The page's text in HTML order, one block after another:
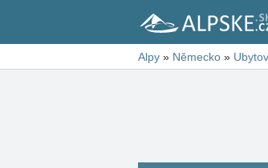
Alpy » Německo »